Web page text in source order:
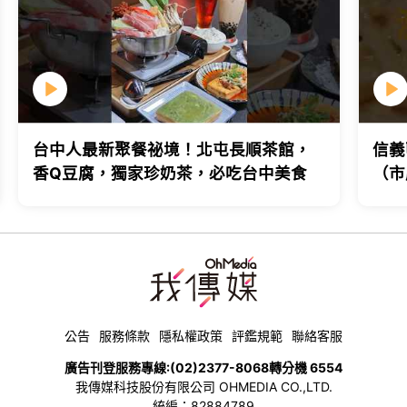
台中人最新聚餐祕境！北屯長順茶館，
香Q豆腐，獨家珍奶茶，必吃台中美食
信
（
公告 服務條款 隱私權政策 評鑑規範 聯絡客服
廣告刊登服務專線:(02)2377-8068轉分機 6554
我傳媒科技股份有限公司 OHMEDIA CO.,LTD.